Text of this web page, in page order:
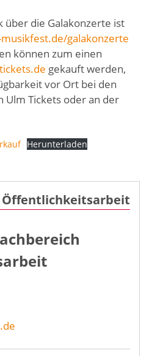
über die Galakonzerte ist
galakonzerte
können zum einen
gekauft werden,
vor Ort bei den
Ulm Tickets oder an der
Herunterladen